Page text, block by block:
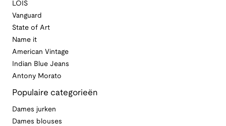
LOIS
Vanguard
State of Art
Name it
American Vintage
Indian Blue Jeans
Antony Morato
Populaire categorieën
Dames jurken
Dames blouses